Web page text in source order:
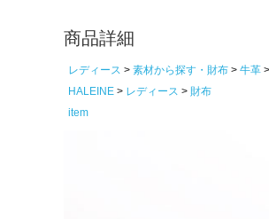
商品詳細
レディース 素材から探す・財布 牛革
HALEINE
レディース
財布
item